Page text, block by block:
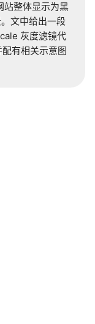
站整体显示为黑
文中给出一段
灰度滤镜代
有相关示意图